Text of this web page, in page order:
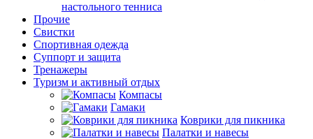
настольного тенниса
Прочие
Свистки
Спортивная одежда
Суппорт и защита
Тренажеры
Туризм и активный отдых
Компасы
Гамаки
Коврики для пикника
Палатки и навесы